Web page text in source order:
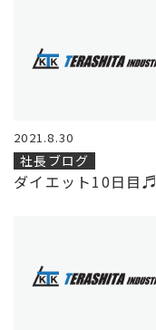
2021.8.30
社長ブログ
ダイエット10日目♬